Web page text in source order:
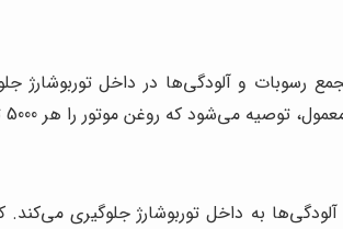
رسوبات و آلودگی‌ها در داخل
که روغن موتور را هر 5000 تا 10000 کیلومتر تعویض کنید.
آلودگی‌ها به داخل توربوشارژ جلوگیری